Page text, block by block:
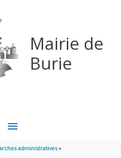
Mairie de
Burie
MENU
PRINCIPAL
administratives